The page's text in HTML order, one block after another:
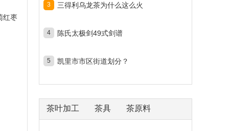
红枣
3 三得利乌龙茶为什么这么火
4 陈氏太极剑49式剑谱
5 凯里市市区街道划分？
茶叶加工 茶具 茶原料